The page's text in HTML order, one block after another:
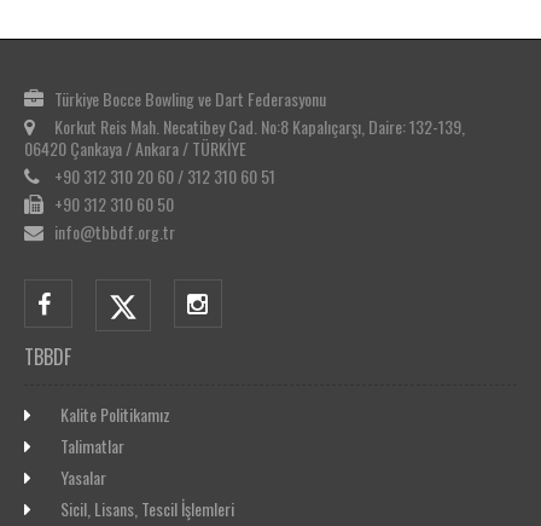
Türkiye Bocce Bowling ve Dart Federasyonu
Korkut Reis Mah. Necatibey Cad. No:8 Kapalıçarşı, Daire: 132-139,
06420 Çankaya / Ankara / TÜRKİYE
+90 312 310 20 60 / 312 310 60 51
+90 312 310 60 50
info@tbbdf.org.tr
TBBDF
Kalite Politikamız
Talimatlar
Yasalar
Sicil, Lisans, Tescil İşlemleri